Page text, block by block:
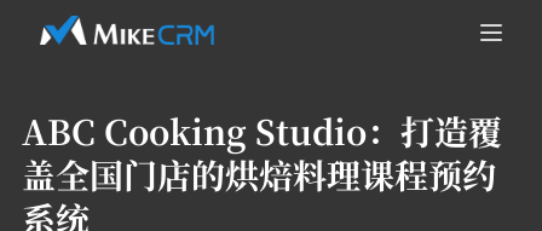
ABC Cooking Studio： 打造覆
盖全国门店的烘焙料理课程预约
系统